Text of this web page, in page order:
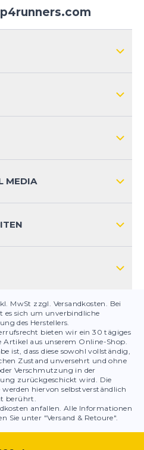
MEDIA
MwSt zzgl. Versandkosten. Bei
es sich um unverbindliche
des Herstellers.
bieten wir ein 30 tägiges
aus unserem Online-Shop.
ist, dass diese sowohl vollständig,
Zustand unversehrt und ohne
Verschmutzung in der
zurückgeschickt wird. Die
hiervon selbstverständlich
berührt.
anfallen. Alle Informationen
Sie unter "Versand & Retoure".